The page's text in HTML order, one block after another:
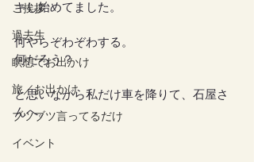
ご挨拶
過去生
瞑想でお出かけ
旅／お出かけ
ブツブツ言ってるだけ
イベント
キし始めてました。
何やらぞわぞわする。
何だろう？
と思いながら私だけ車を降りて、石屋さ
んへ。